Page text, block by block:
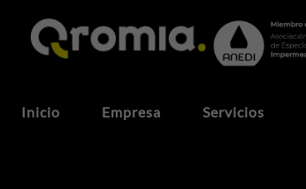
contenido
Inicio Empresa Servicios